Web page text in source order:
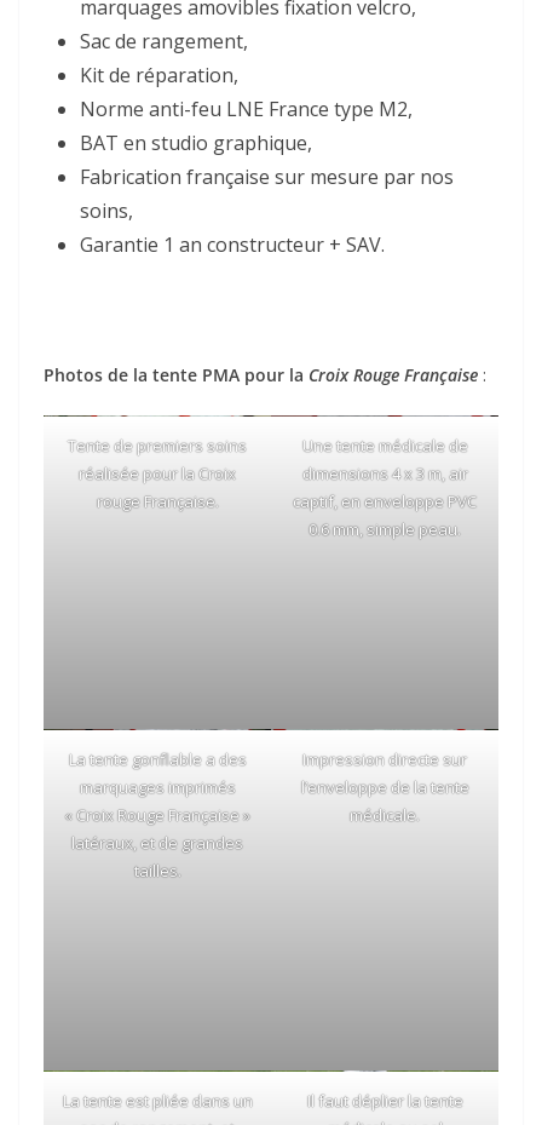
marquages amovibles fixation velcro,
Sac de rangement,
Kit de réparation,
Norme anti-feu LNE France type M2,
BAT en studio graphique,
Fabrication française sur mesure par nos
soins,
Garantie 1 an constructeur + SAV.
Photos de la tente PMA pour la Croix Rouge Française :
Tente de premiers soins
réalisée pour la Croix
rouge Française.
Une tente médicale de
dimensions 4 x 3 m, air
captif, en enveloppe PVC
0.6 mm, simple peau.
La tente gonflable a des
marquages imprimés
« Croix Rouge Française »
latéraux, et de grandes
tailles.
Impression directe sur
l’enveloppe de la tente
médicale.
La tente est pliée dans un
Il faut déplier la tente